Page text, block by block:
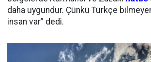
daha uygundur. Çünkü Türkçe
insan var” dedi.